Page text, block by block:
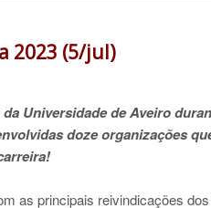
2023 (5/jul)
Universidade de Aveiro
doze organizações
as principais reivindicações